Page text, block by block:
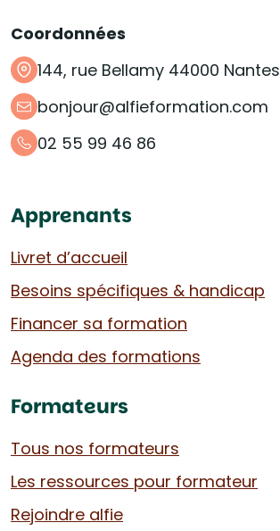
Coordonnées
144, rue Bellamy 44000 Nantes
bonjour@alfieformation.com
02 55 99 46 86
Apprenants
Livret d’accueil
Besoins spécifiques & handicap
Financer sa formation
Agenda des formations
Formateurs
Tous nos formateurs
Les ressources pour formateur
Rejoindre alfie